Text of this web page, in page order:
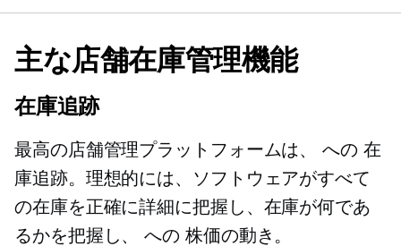
主な店舗在庫管理機能
在庫追跡
最高の店舗管理プラットフォームは、への 在
庫追跡。理想的には、ソフトウェアがすべて
の在庫を正確に詳細に把握し、在庫が何であ
るかを把握し、への 株価の動き。